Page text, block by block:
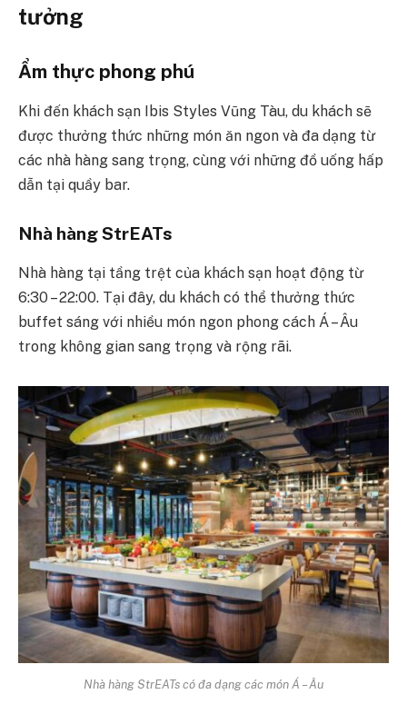
tưởng
Ẩm thực phong phú
Khi đến khách sạn Ibis Styles Vũng Tàu, du khách sẽ
được thưởng thức những món ăn ngon và đa dạng từ
các nhà hàng sang trọng, cùng với những đồ uống hấp
dẫn tại quầy bar.
Nhà hàng StrEATs
Nhà hàng tại tầng trệt của khách sạn hoạt động từ
6:30 – 22:00. Tại đây, du khách có thể thưởng thức
buffet sáng với nhiều món ngon phong cách Á – Âu
trong không gian sang trọng và rộng rãi.
Nhà hàng StrEATs có đa dạng các món Á – Âu